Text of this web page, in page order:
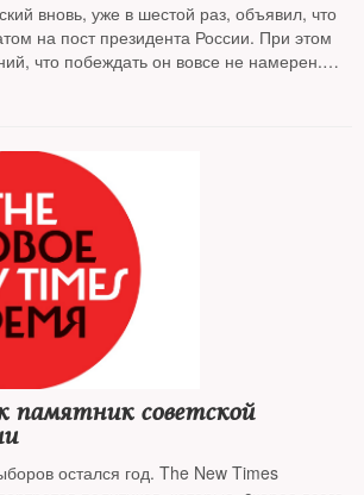
вновь, уже в шестой раз, объявил, что
на пост президента России. При этом
что побеждать он вовсе не намерен.
в причинах его успехов и смысле
остался год. The New Times